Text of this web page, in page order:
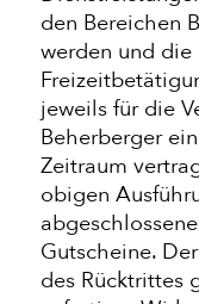
den Bereichen
werden und
jeweils für die
Beherberger
Zeitraum
obigen
Gutscheine.
des Rücktrittes